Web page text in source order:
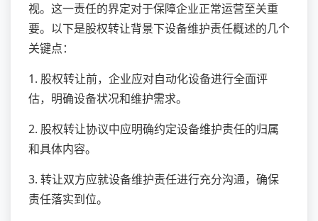
视。这一责任的界定对于保障企业正常运营至关重
要。以下是股权转让背景下设备维护责任概述的几个
关键点：
1. 股权转让前，企业应对自动化设备进行全面评
估，明确设备状况和维护需求。
2. 股权转让协议中应明确约定设备维护责任的归属
和具体内容。
3. 转让双方应就设备维护责任进行充分沟通，确保
责任落实到位。